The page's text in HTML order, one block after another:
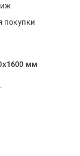
покупки
мм